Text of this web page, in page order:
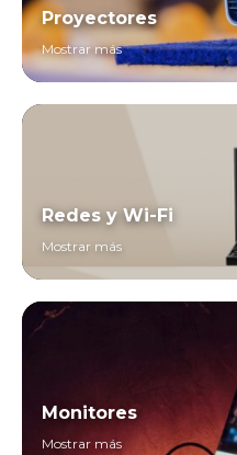
Proyectores
Mostrar más
Redes y Wi-Fi
Mostrar más
Monitores
Mostrar más